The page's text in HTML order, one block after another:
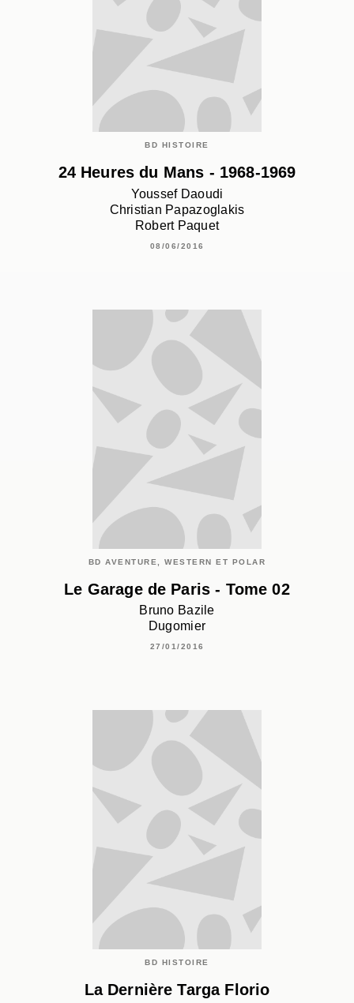
BD HISTOIRE
24 Heures du Mans - 1968-1969
Youssef Daoudi
Christian Papazoglakis
Robert Paquet
08/06/2016
BD AVENTURE, WESTERN ET POLAR
Le Garage de Paris - Tome 02
Bruno Bazile
Dugomier
27/01/2016
BD HISTOIRE
La Dernière Targa Florio